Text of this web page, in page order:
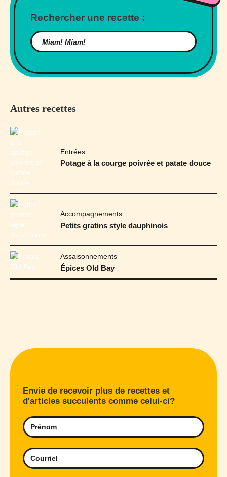
Rechercher une recette :
Autres recettes
Entrées
Potage à la courge poivrée et patate douce
Accompagnements
Petits gratins style dauphinois
Assaisonnements
Épices Old Bay
Envie de recevoir plus de recettes et
d'articles succulents comme celui-ci?